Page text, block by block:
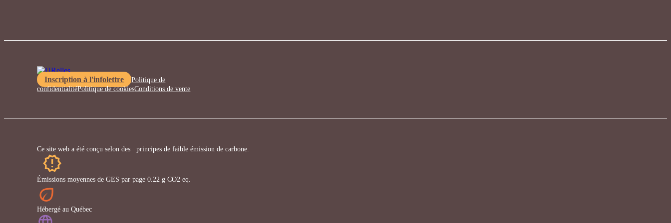
Inscription à l'infolettre
Politique de
confidentialitéPolitique de cookiesConditions de vente
Ce site web a été conçu selon des principes de faible émission de carbone.
Émissions moyennes de GES par page 0.22 g CO2 eq.
Hébergé au Québec